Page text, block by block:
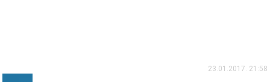
webcams 23.01.2017. 21:58